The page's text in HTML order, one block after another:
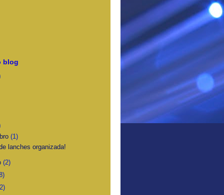
blog
(1)
lanches organizada!
(2)